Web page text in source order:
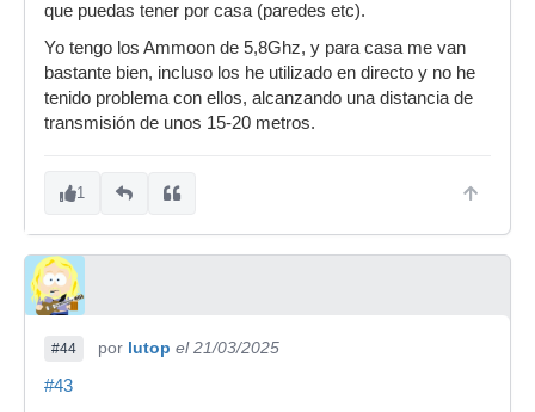
que puedas tener por casa (paredes etc).
Yo tengo los Ammoon de 5,8Ghz, y para casa me van
bastante bien, incluso los he utilizado en directo y no he
tenido problema con ellos, alcanzando una distancia de
transmisión de unos 15-20 metros.
1
#44 por lutop el 21/03/2025
#43